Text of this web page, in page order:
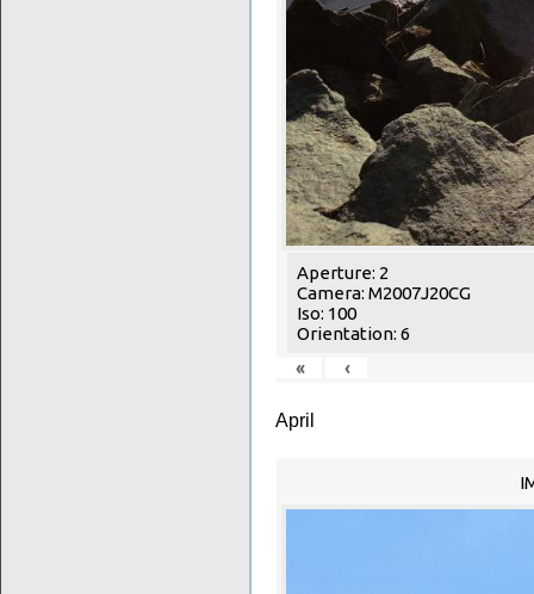
Aperture: 2
Camera: M2007J20CG
Iso: 100
Orientation: 6
«
‹
April